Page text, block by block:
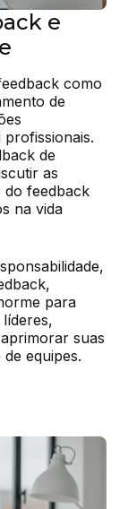
e
como
de
profissionais.
de
as
do feedback
na vida
para
suas
equipes.